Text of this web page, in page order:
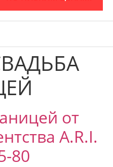
от
A.R.I.
80